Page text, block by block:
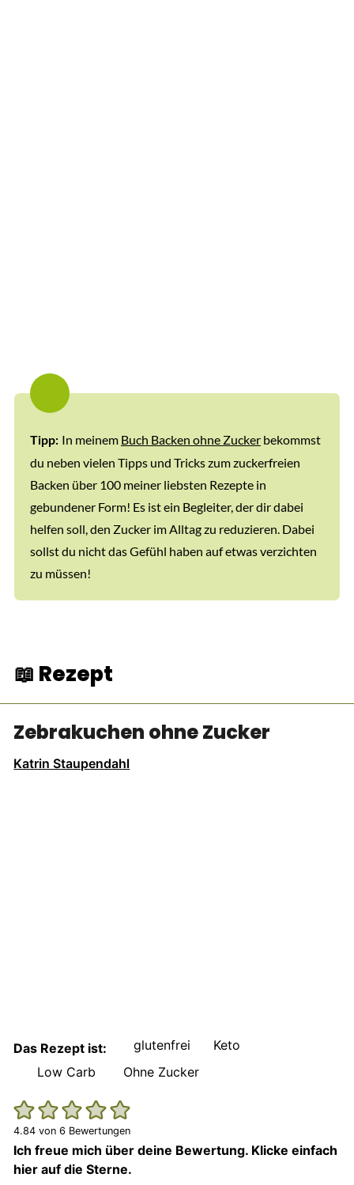
Tipp: In meinem Buch Backen ohne Zuckerbekommst
du neben vielen Tipps und Tricks zum zuckerfreien
Backen über 100 meiner liebsten Rezepte in
gebundener Form! Es ist ein Begleiter, der dir dabei
helfen soll, den Zucker im Alltag zu reduzieren. Dabei
sollst du nicht das Gefühl haben auf etwas verzichten
zu müssen!
📖 Rezept
Zebrakuchen ohne Zucker
Katrin Staupendahl
Das Rezept ist: glutenfrei
Keto
Low Carb
Ohne Zucker
4.84 von6 Bewertungen
Ich freue mich über deine Bewertung. Klicke einfach
hier auf die Sterne.